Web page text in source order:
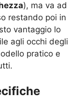
), ma va ad
restando poi in
vantaggio lo
agli occhi degli
pratico e